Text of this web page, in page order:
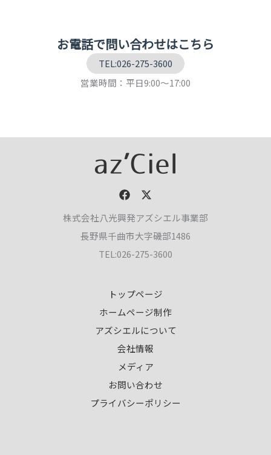
お電話で問い合わせはこちら
TEL:026-275-3600
営業時間：平日9:00～17:00
株式会社八光興発アズシエル事業部
長野県千曲市大字磯部1486
TEL:026-275-3600
トップページ
ホームページ制作
アズシエルについて
会社情報
メディア
お問い合わせ
プライバシーポリシー